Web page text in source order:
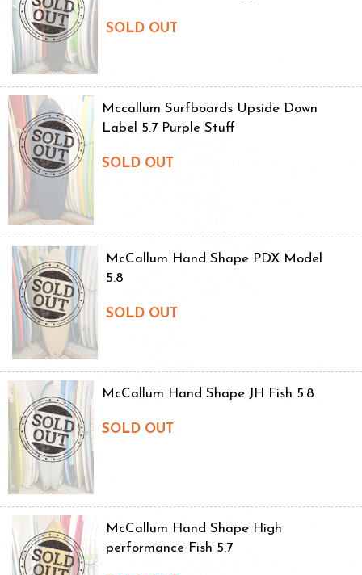
SOLD OUT
Mccallum Surfboards Upside Down
Label 5.7 Purple Stuff
SOLD OUT
McCallum Hand Shape PDX Model
5.8
SOLD OUT
McCallum Hand Shape JH Fish 5.8
SOLD OUT
McCallum Hand Shape High
performance Fish 5.7